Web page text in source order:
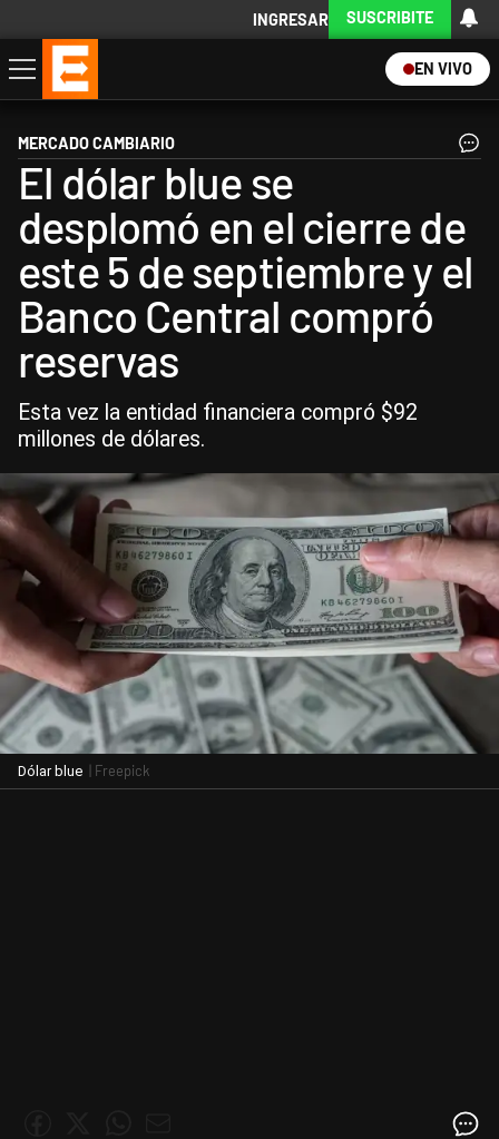
INGRESAR SUSCRIBITE
EN VIVO
Economía
Política
Internacional
Actualidad
Descargá la App
MERCADO CAMBIARIO
El dólar blue se
desplomó en el cierre de
este 5 de septiembre y el
Banco Central compró
reservas
Esta vez la entidad financiera compró $92
millones de dólares.
Dólar blue | Freepick